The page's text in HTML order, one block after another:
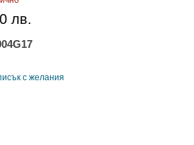
лв.
с желания